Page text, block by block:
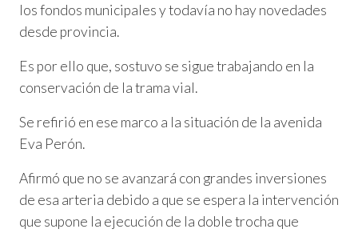
los fondos municipales y todavía no hay novedades
desde provincia.
Es por ello que, sostuvo se sigue trabajando en la
conservación de la trama vial.
Se refirió en ese marco a la situación de la avenida
Eva Perón.
Afirmó que no se avanzará con grandes inversiones
de esa arteria debido a que se espera la intervención
que supone la ejecución de la doble trocha que